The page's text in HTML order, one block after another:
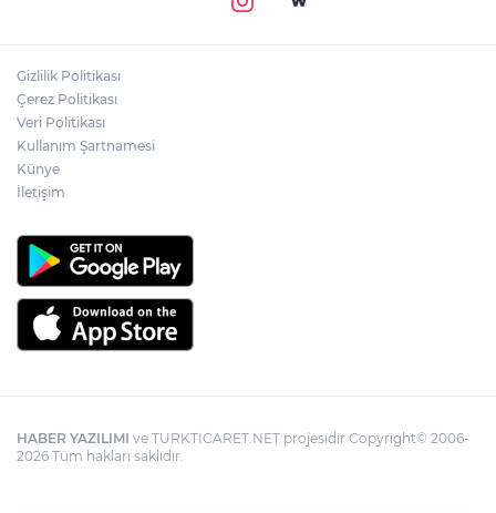
Gizlilik Politikası
Çerez Politikası
Veri Politikası
Kullanım Şartnamesi
Künye
İletişim
HABER YAZILIMI ve TURKTICARET.NET projesidir Copyright© 2006-
2026 Tüm hakları saklıdır.